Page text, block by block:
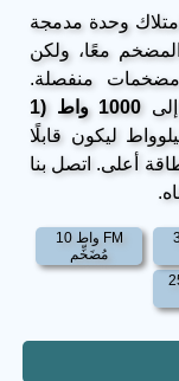
وحدة مدمجة
معًا، ولكن
مضخمات منفصلة.
إلى
1000 واط (1
تصميم المضخم بقدرة 1 كيلوواط ليكون قابلًا
أعلى. اتصل بنا
10 واط FM
مُضَخِّم